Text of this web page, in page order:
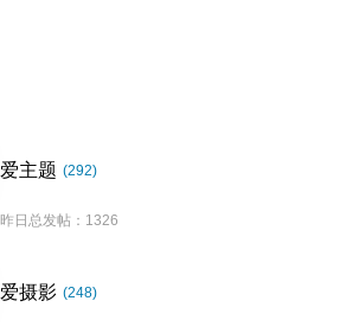
爱主题 (292)
昨日总发帖：1326
爱摄影 (248)